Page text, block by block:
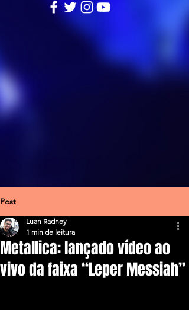
Post
Metallica: lançado vídeo ao
vivo da faixa “Leper Messiah”
Luan Radney
1 min de leitura